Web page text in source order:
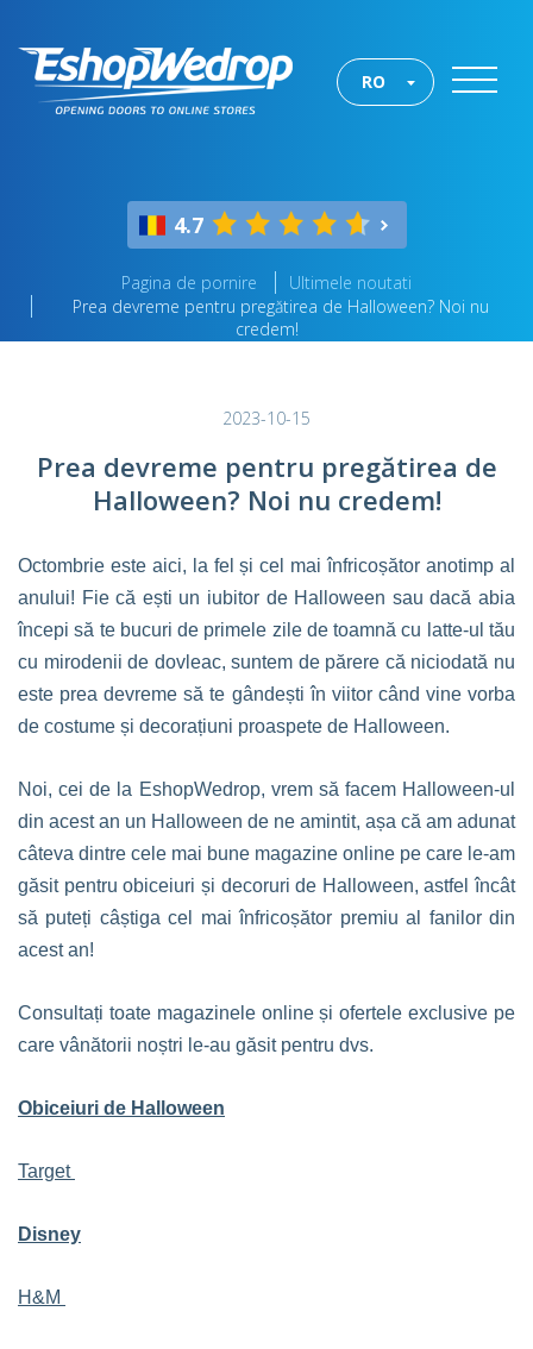
RO
4.7
Pagina de pornire
Ultimele noutati
Prea devreme pentru pregătirea de Halloween? Noi nu
credem!
2023-10-15
Prea devreme pentru pregătirea de
Halloween? Noi nu credem!
Octombrie este aici, la fel și cel mai înfricoșător anotimp al
anului! Fie că ești un iubitor de Halloween sau dacă abia
începi să te bucuri de primele zile de toamnă cu latte-ul tău
cu mirodenii de dovleac, suntem de părere că niciodată nu
este prea devreme să te gândești în viitor când vine vorba
de costume și decorațiuni proaspete de Halloween.
Noi, cei de la EshopWedrop, vrem să facem Halloween-ul
din acest an un Halloween de ne amintit, așa că am adunat
câteva dintre cele mai bune magazine online pe care le-am
găsit pentru obiceiuri și decoruri de Halloween, astfel încât
să puteți câștiga cel mai înfricoșător premiu al fanilor din
acest an!
Consultați toate magazinele online și ofertele exclusive pe
care vânătorii noștri le-au găsit pentru dvs.
Obiceiuri de Halloween
Target
Disney
H&M